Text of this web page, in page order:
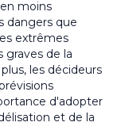
moins
dangers que
extrêmes
graves de la
les décideurs
d'adopter
et de la